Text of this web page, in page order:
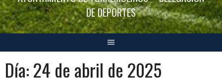
DE DEPORTES
Día:24 de abril de 2025